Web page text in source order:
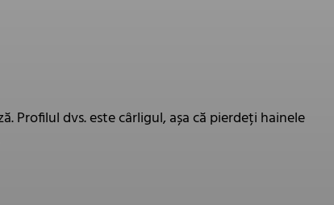
Profilul dvs. este cârligul, așa că pierdeți hainele